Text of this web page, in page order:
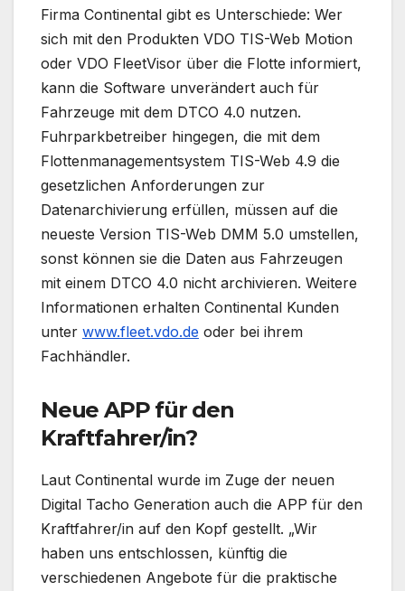
Firma Continental gibt es Unterschiede: Wer
sich mit den Produkten VDO TIS-Web Motion
oder VDO FleetVisor über die Flotte informiert,
kann die Software unverändert auch für
Fahrzeuge mit dem DTCO 4.0 nutzen.
Fuhrparkbetreiber hingegen, die mit dem
Flottenmanagementsystem TIS-Web 4.9 die
gesetzlichen Anforderungen zur
Datenarchivierung erfüllen, müssen auf die
neueste Version TIS-Web DMM 5.0 umstellen,
sonst können sie die Daten aus Fahrzeugen
mit einem DTCO 4.0 nicht archivieren. Weitere
Informationen erhalten Continental Kunden
unter www.fleet.vdo.de oder bei ihrem
Fachhändler.
Neue APP für den
Kraftfahrer/in?
Laut Continental wurde im Zuge der neuen
Digital Tacho Generation auch die APP für den
Kraftfahrer/in auf den Kopf gestellt. „Wir
haben uns entschlossen, künftig die
verschiedenen Angebote für die praktische